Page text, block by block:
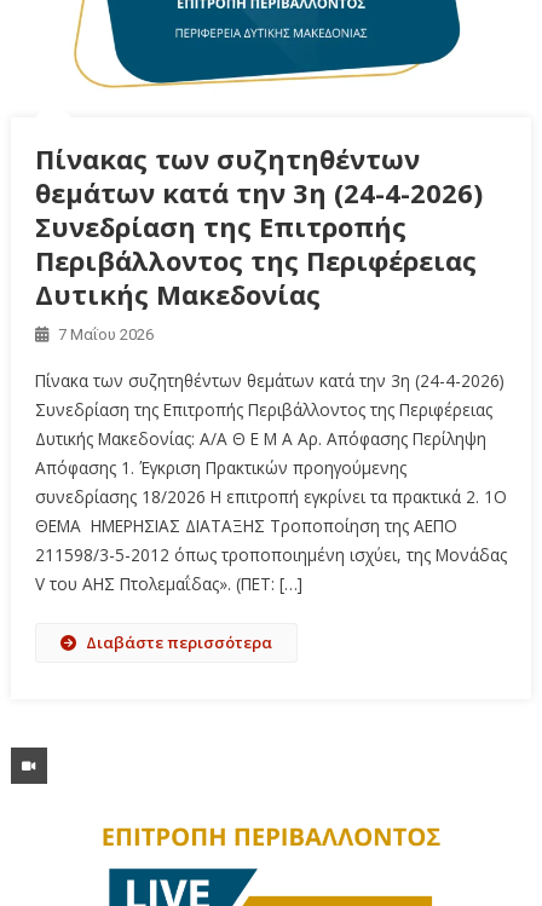
Πίνακας των συζητηθέντων
θεμάτων κατά την 3η (24-4-2026)
Συνεδρίαση της Επιτροπής
Περιβάλλοντος της Περιφέρειας
Δυτικής Μακεδονίας
7 Μαΐου 2026
Πίνακα των συζητηθέντων θεμάτων κατά την 3η (24-4-2026)
Συνεδρίαση της Επιτροπής Περιβάλλοντος της Περιφέρειας
Δυτικής Μακεδονίας: A/A Θ Ε Μ Α Αρ. Απόφασης Περίληψη
Απόφασης 1. Έγκριση Πρακτικών προηγούμενης
συνεδρίασης 18/2026 Η επιτροπή εγκρίνει τα πρακτικά 2. 1Ο
ΘΕΜΑ ΗΜΕΡΗΣΙΑΣ ΔΙΑΤΑΞΗΣ Τροποποίηση της ΑΕΠΟ
211598/3-5-2012 όπως τροποποιημένη ισχύει, της Μονάδας
V του ΑΗΣ Πτολεμαΐδας». (ΠΕΤ: […]
Διαβάστε περισσότερα